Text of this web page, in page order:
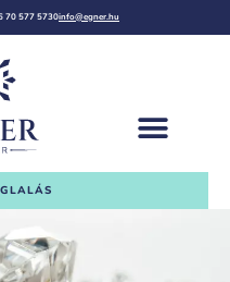
70 577 5730info@egner.hu